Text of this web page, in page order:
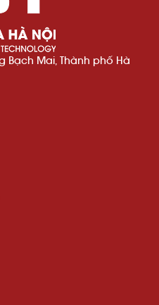
Bạch Mai, Thành phố Hà